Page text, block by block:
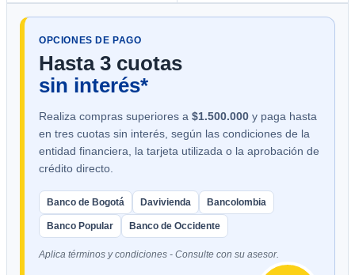
OPCIONES DE PAGO
Hasta 3 cuotas
sin interés*
Realiza compras superiores a $1.500.000 y paga hasta
en tres cuotas sin interés, según las condiciones de la
entidad financiera, la tarjeta utilizada o la aprobación de
crédito directo.
Banco de Bogotá Davivienda Bancolombia
Banco Popular Banco de Occidente
Aplica términos y condiciones - Consulte con su asesor.